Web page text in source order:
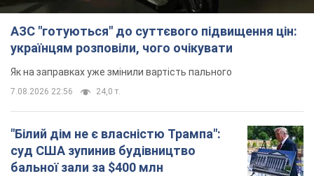
АЗС "готуються" до суттєвого підвищення цін:
українцям розповіли, чого очікувати
Як на заправках уже змінили вартість пального
7.08.2026 22:56 24,0 т.
"Білий дім не є власністю Трампа":
суд США зупинив будівництво
бальної зали за $400 млн